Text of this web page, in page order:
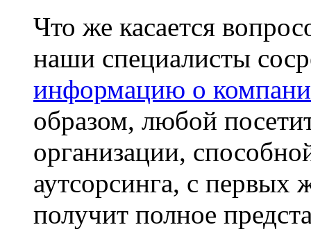
Что же касается
наши специалисты
информацию о
образом, любой
организации,
аутсорсинга, с первых
получит полное